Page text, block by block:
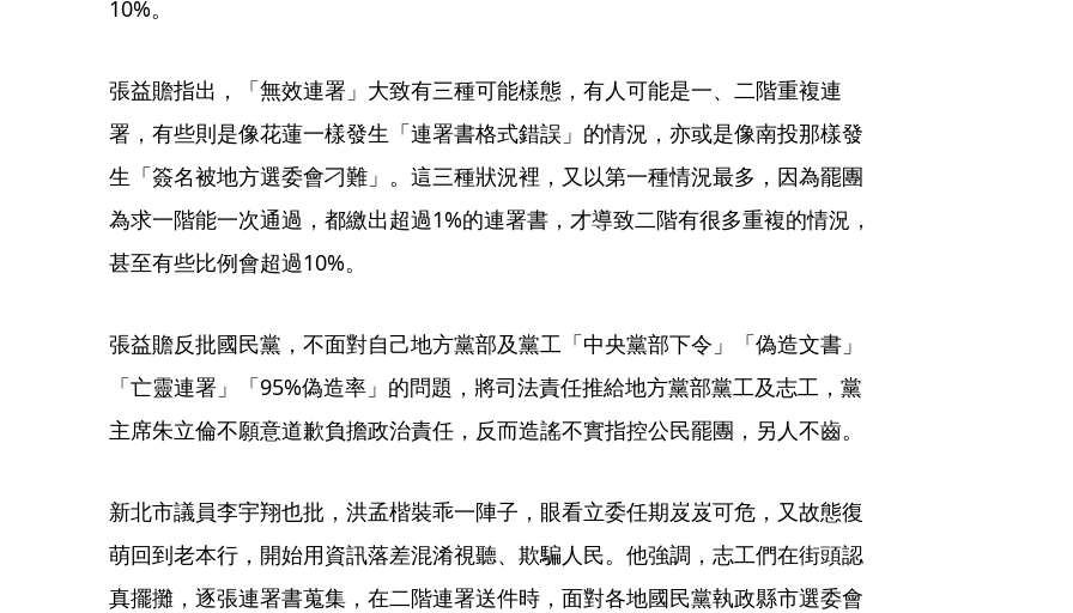
10%。
張益贍指出，「無效連署」大致有三種可能樣態，有人可能是一、二階重複連
署，有些則是像花蓮一樣發生「連署書格式錯誤」的情況，亦或是像南投那樣發
生「簽名被地方選委會刁難」。這三種狀況裡，又以第一種情況最多，因為罷團
為求一階能一次通過，都繳出超過1%的連署書，才導致二階有很多重複的情況，
甚至有些比例會超過10%。
張益贍反批國民黨，不面對自己地方黨部及黨工「中央黨部下令」「偽造文書」
「亡靈連署」「95%偽造率」的問題，將司法責任推給地方黨部黨工及志工，黨
主席朱立倫不願意道歉負擔政治責任，反而造謠不實指控公民罷團，另人不齒。
新北市議員李宇翔也批，洪孟楷裝乖一陣子，眼看立委任期岌岌可危，又故態復
萌回到老本行，開始用資訊落差混淆視聽、欺騙人民。他強調，志工們在街頭認
真擺攤，逐張連署書蒐集，在二階連署送件時，面對各地國民黨執政縣市選委會